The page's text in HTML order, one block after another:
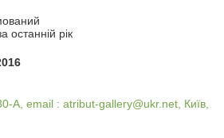
останній рік
А, email : atribut-gallery@ukr.net, Київ,